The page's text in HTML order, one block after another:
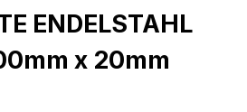
ENDELSTAHL
x 20mm